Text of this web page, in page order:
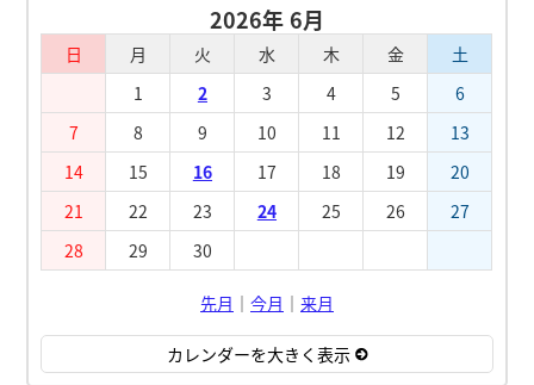
2026年 6月
日 月 火 水 木 金
土
1
2 3 4 5
6
7
8 9 10 11 12
13
14
15 16 17 18 19
20
21
22 23 24 25 26
27
28
29 30
先月 ｜ 今月 ｜ 来月
カレンダーを大きく表示